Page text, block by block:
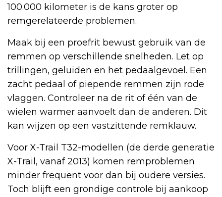
100.000 kilometer is de kans groter op
remgerelateerde problemen.
Maak bij een proefrit bewust gebruik van de
remmen op verschillende snelheden. Let op
trillingen, geluiden en het pedaalgevoel. Een
zacht pedaal of piepende remmen zijn rode
vlaggen. Controleer na de rit of één van de
wielen warmer aanvoelt dan de anderen. Dit
kan wijzen op een vastzittende remklauw.
Voor X-Trail T32-modellen (de derde generatie
X-Trail, vanaf 2013) komen remproblemen
minder frequent voor dan bij oudere versies.
Toch blijft een grondige controle bij aankoop